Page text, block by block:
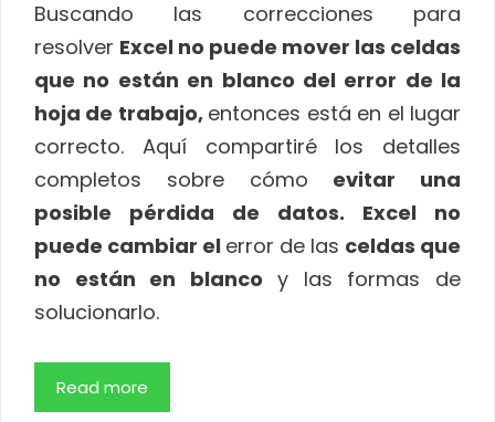
Buscando las correcciones para
resolver Excel no puede mover las celdas
que no están en blanco del error de la
hoja de trabajo, entonces está en el lugar
correcto. Aquí compartiré los detalles
completos sobre cómo evitar una
posible pérdida de datos. Excel no
puede cambiar el error de las celdas que
no están en blanco y las formas de
solucionarlo.
Read more